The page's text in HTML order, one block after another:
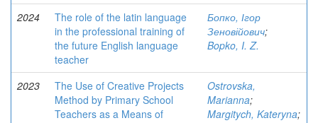
2024
The role of the latin language
in the professional training of
the future English language
teacher
Бопко, Ігор
Зеновійович;
Bopko, I. Z.
2023
The Use of Creative Projects
Method by Primary School
Teachers as a Means of
Ostrovska,
Marianna;
Margitych, Kateryna;